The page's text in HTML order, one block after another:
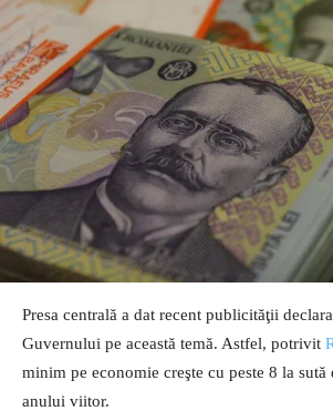
Presa centrală a dat recent publicităţii
Guvernului pe această temă. Astfel, potrivit
minim pe economie creşte cu peste 8 la sută
anului viitor.